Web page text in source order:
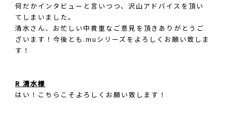
何だかインタビューと言いつつ、沢山アドバイスを頂い
てしまいました。
清水さん、お忙しい中貴重なご意見を頂きありがとうご
ざいます！今後とも.muシリーズをよろしくお願い致しま
す！
R 清水様
はい！こちらこそよろしくお願い致します！